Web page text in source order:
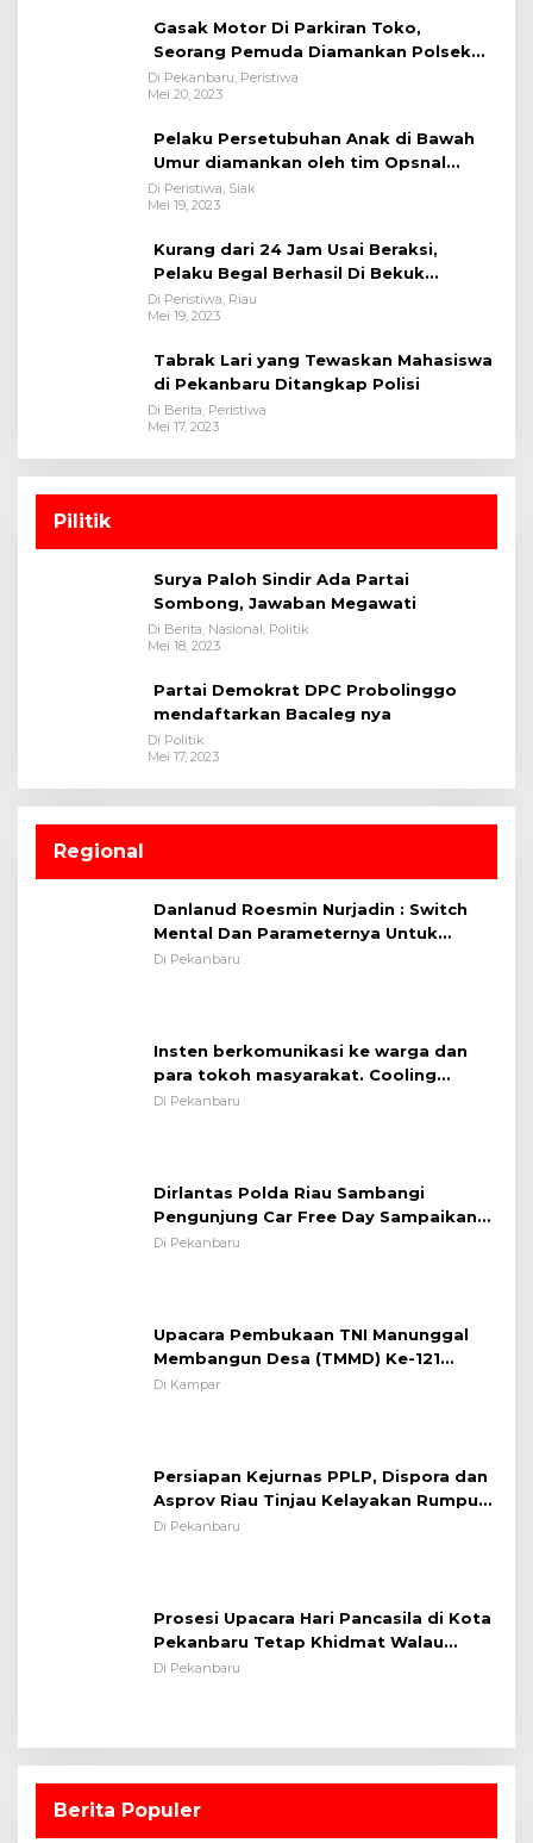
Gasak Motor Di Parkiran Toko,
Seorang Pemuda Diamankan Polsek
Bukit Raya
Di Pekanbaru, Peristiwa
Mei 20, 2023
Pelaku Persetubuhan Anak di Bawah
Umur diamankan oleh tim Opsnal
Polsek Tualang-Polres Siak-Polda Riau
Di Peristiwa, Siak
Mei 19, 2023
Kurang dari 24 Jam Usai Beraksi,
Pelaku Begal Berhasil Di Bekuk
Satreskrim Polres Kuansing
Di Peristiwa, Riau
Mei 19, 2023
Tabrak Lari yang Tewaskan Mahasiswa
di Pekanbaru Ditangkap Polisi
Di Berita, Peristiwa
Mei 17, 2023
Pilitik
Surya Paloh Sindir Ada Partai
Sombong, Jawaban Megawati
Di Berita, Nasional, Politik
Mei 18, 2023
Partai Demokrat DPC Probolinggo
mendaftarkan Bacaleg nya
Di Politik
Mei 17, 2023
Regional
Danlanud Roesmin Nurjadin : Switch
Mental Dan Parameternya Untuk
Melaksanakan ✈
Di Pekanbaru
Insten berkomunikasi ke warga dan
para tokoh masyarakat. Cooling
System OMP LK ²024 Polsek Rumbai,
Di Pekanbaru
Dirlantas Polda Riau Sambangi
Pengunjung Car Free Day Sampaikan
Pesan Edukasi Kamtibmas &
Di Pekanbaru
Upacara Pembukaan TNI Manunggal
Membangun Desa (TMMD) Ke-121
Kodim 0313/KPR Tahun 2024) ?
Di Kampar
Persiapan Kejurnas PPLP, Dispora dan
Asprov Riau Tinjau Kelayakan Rumput
Lapangan Sepakbola
Di Pekanbaru
Prosesi Upacara Hari Pancasila di Kota
Pekanbaru Tetap Khidmat Walau
Dalam Ruangan
Di Pekanbaru
Berita Populer